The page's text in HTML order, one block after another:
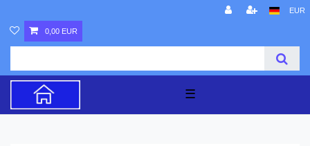
EUR
0,00 EUR
☰